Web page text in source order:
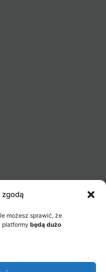
możesz sprawić, że
platformy będą dużo